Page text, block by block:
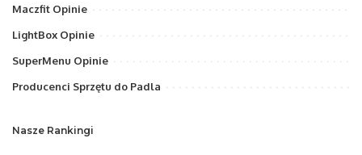
Maczfit Opinie
LightBox Opinie
SuperMenu Opinie
Producenci Sprzętu do Padla
Nasze Rankingi